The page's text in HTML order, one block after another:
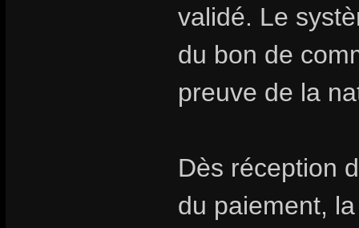
validé. Le
du bon de
preuve de la
Dès réception
du paiement,